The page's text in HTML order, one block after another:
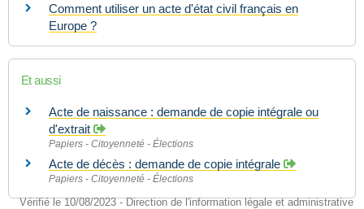
Vérifié le 10/08/2023 - Direction de l'information légale et administrative
Comment utiliser un acte d'état civil français en
Europe ?
Et aussi
Acte de naissance : demande de copie intégrale ou
d'extrait
Papiers - Citoyenneté - Élections
Acte de décès : demande de copie intégrale
Papiers - Citoyenneté - Élections